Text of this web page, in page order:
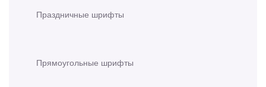
Праздничные шрифты
Прямоугольные шрифты